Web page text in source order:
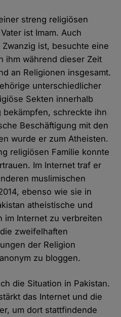
streng religiösen
ist Imam. Auch
ist, besuchte eine
ihm während dieser Zeit
an Religionen insgesamt.
unterschiedlicher
Sekten innerhalb
schreckte ihn
Beschäftigung mit den
wurde er zum Atheisten.
religiösen Familie konnte
Im Internet traf er
muslimischen
ebenso wie sie in
atheistische und
im Internet zu verbreiten
zweifelhaften
der Religion
zu bloggen.
die Situation in Pakistan.
das Internet und die
um dort stattfindende